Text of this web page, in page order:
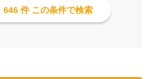
646 件 この条件で検索